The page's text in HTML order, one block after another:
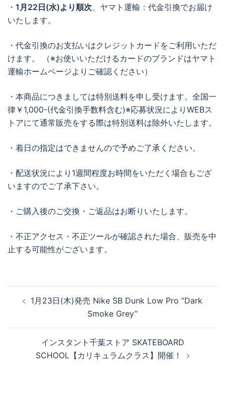
・ 1月22日(水)より順次、ヤマト運輸：代金引換でお届け
いたします。
・代金引換のお支払いはクレジットカードをご利用いただ
けます。 （※お使いいただけるカードのブランドはヤマト
運輸ホームページよりご確認ください）
・本商品につきましては特別送料を申し受けます。全国一
律￥1,000-(代金引換手数料含む)※応募状況によりWEBス
トアにて通常販売をする際は特別送料は除外いたします。
・着日の指定はできませんので予めご了承ください。
・配送状況により1週間程度お時間をいただく場合もござ
いますのでご了承下さい。
・ご購入後のご交換・ご返品はお断りいたします。
・不正アクセス・不正ツールが確認された場合、販売を中
止する可能性がございます。
1月23日(木)発売 Nike SB Dunk Low Pro ”Dark
Smoke Grey”
インスタント千葉ストア SKATEBOARD
SCHOOL【カリキュラムクラス】開催！